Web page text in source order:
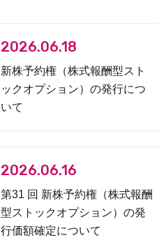
2026.06.18
新株予約権（株式報酬型スト
ックオプション）の発行につ
いて
2026.06.16
第31 回 新株予約権（株式報酬
型ストックオプション）の発
行価額確定について